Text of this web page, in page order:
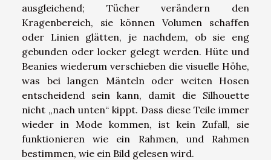
ausgleichend; Tücher verändern den
Kragenbereich, sie können Volumen schaffen
oder Linien glätten, je nachdem, ob sie eng
gebunden oder locker gelegt werden. Hüte und
Beanies wiederum verschieben die visuelle Höhe,
was bei langen Mänteln oder weiten Hosen
entscheidend sein kann, damit die Silhouette
nicht „nach unten“ kippt. Dass diese Teile immer
wieder in Mode kommen, ist kein Zufall, sie
funktionieren wie ein Rahmen, und Rahmen
bestimmen, wie ein Bild gelesen wird.